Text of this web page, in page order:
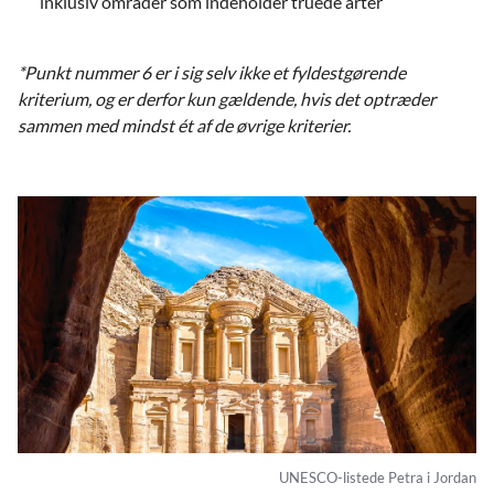
*Punkt nummer 6 er i sig selvikkeet fyldestgørende
kriterium, og er derfor kun gældende, hvis det optræder
sammen med mindst ét af de øvrige kriterier.
UNESCO-listede Petra i Jordan